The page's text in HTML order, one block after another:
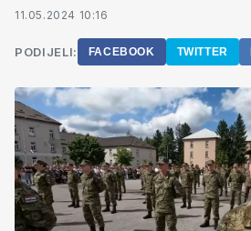
11.05.2024 10:16
PODIJELI: FACEBOOK TWITTER